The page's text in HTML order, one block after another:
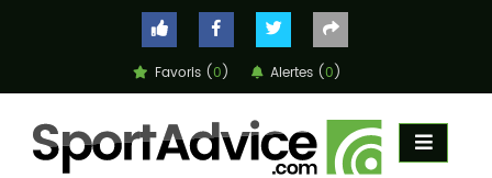
Favoris (0) Alertes (0)
COMPARATEUR
CONSEILS